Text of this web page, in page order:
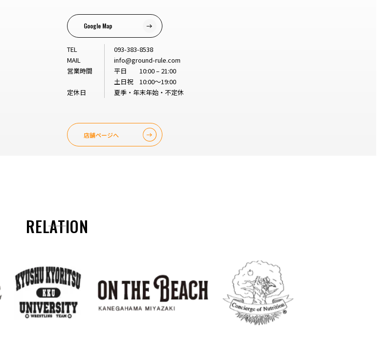
Google Map
TEL
093-383-8538
MAIL
info@ground-rule.com
営業時間
平日 10:00 – 21:00
土日祝 10:00～19:00
定休日
夏季・年末年始・不定休
店舗ページへ
RELATION